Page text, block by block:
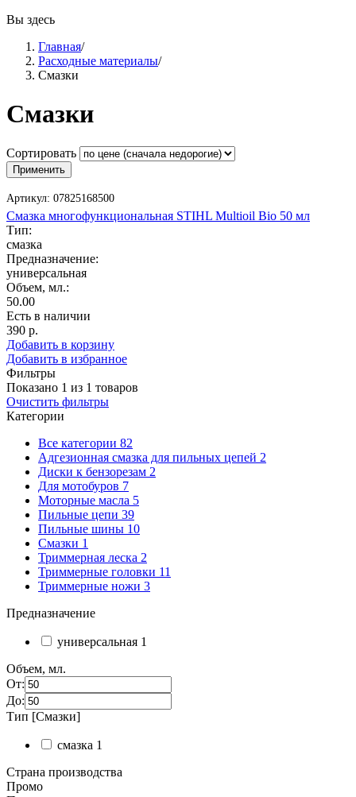
Вы здесь
Главная/
Расходные материалы/
Смазки
Смазки
Сортировать
Артикул: 07825168500
Смазка многофункциональная STIHL Multioil Bio 50 мл
Тип:
смазка
Предназначение:
универсальная
Объем, мл.:
50.00
Есть в наличии
390 р.
Добавить в корзину
Добавить в избранное
Фильтры
Показано 1 из 1 товаров
Очистить фильтры
Категории
Все категории 82
Адгезионная смазка для пильных цепей 2
Диски к бензорезам 2
Для мотобуров 7
Моторные масла 5
Пильные цепи 39
Пильные шины 10
Смазки 1
Триммерная леска 2
Триммерные головки 11
Триммерные ножи 3
Предназначение
универсальная 1
Объем, мл.
От:
До:
Тип [Смазки]
смазка 1
Страна производства
Промо